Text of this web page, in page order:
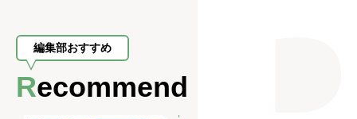
編集部おすすめ
Recommend